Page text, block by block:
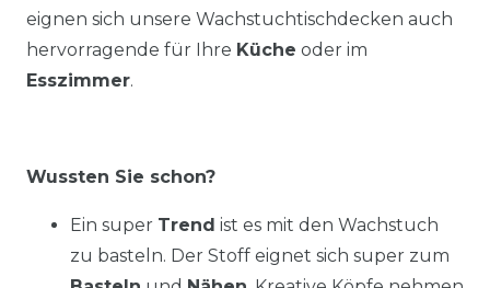
eignen sich unsere Wachstuchtischdecken auch
hervorragende für Ihre Küche oder im
Esszimmer.
Wussten Sie schon?
Ein super Trend ist es mit den Wachstuch
zu basteln. Der Stoff eignet sich super zum